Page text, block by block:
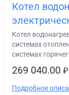
Котел
Котел
системах
системах
269 040.00 ₽
Подробное